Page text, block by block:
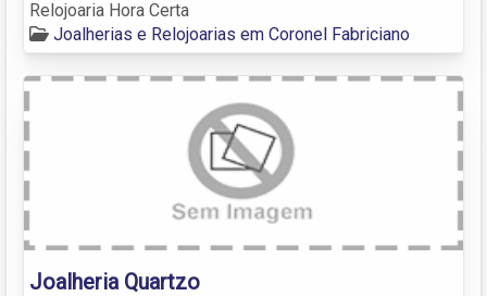
Relojoaria Hora Certa
Joalherias e Relojoarias em Coronel Fabriciano
Joalheria Quartzo